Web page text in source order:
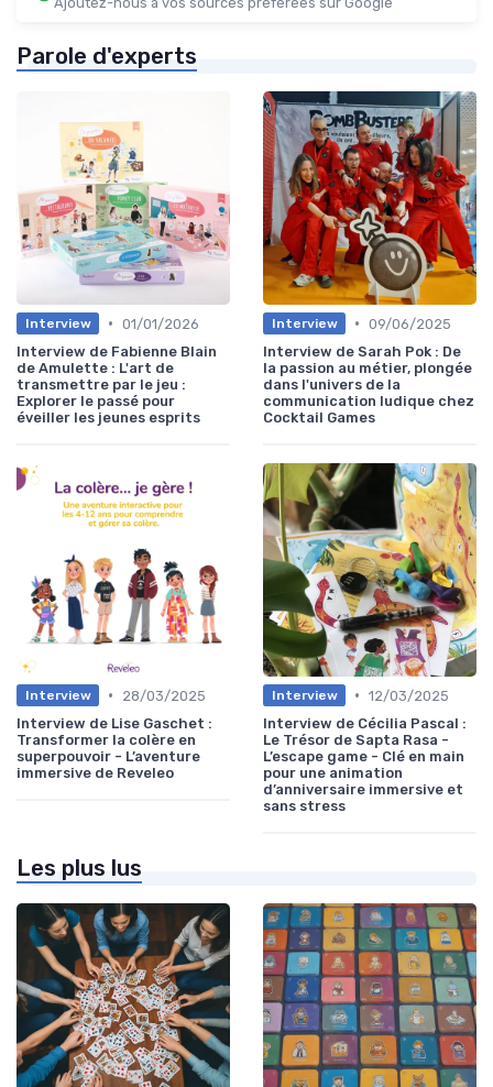
Parole d'experts
Interview • 01/01/2026
Interview de Fabienne Blain
de Amulette : L'art de
transmettre par le jeu :
Explorer le passé pour
éveiller les jeunes esprits
Interview • 09/06/2025
Interview de Sarah Pok : De
la passion au métier, plongée
dans l'univers de la
communication ludique chez
Cocktail Games
Interview •
28/03/2025
Interview de Lise Gaschet :
Transformer la colère en
superpouvoir - L’aventure
immersive de Reveleo
Interview • 12/03/2025
Interview de Cécilia Pascal :
Le Trésor de Sapta Rasa -
L’escape game - Clé en main
pour une animation
d’anniversaire immersive et
sans stress
Les plus lus